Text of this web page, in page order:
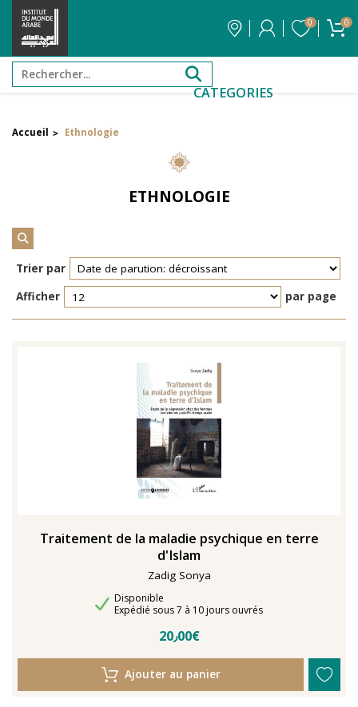
0 0
CATEGORIES
Filtrer par attribut
Réinitialiser les filtres
TENTER L'ART POUR SOIGNER
En 2021, le musée de l'IMA reçoit une généreuse donation
Accueil > Ethnologie
ETHNOLOGIE
Trier par
Afficher
par page
Traitement de la maladie psychique en terre
d'Islam
Zadig Sonya
Disponibilité
Disponible
Délais de livraison
Expédié sous 7 à 10 jours ouvrés
20٫00€
Ajouter au panier